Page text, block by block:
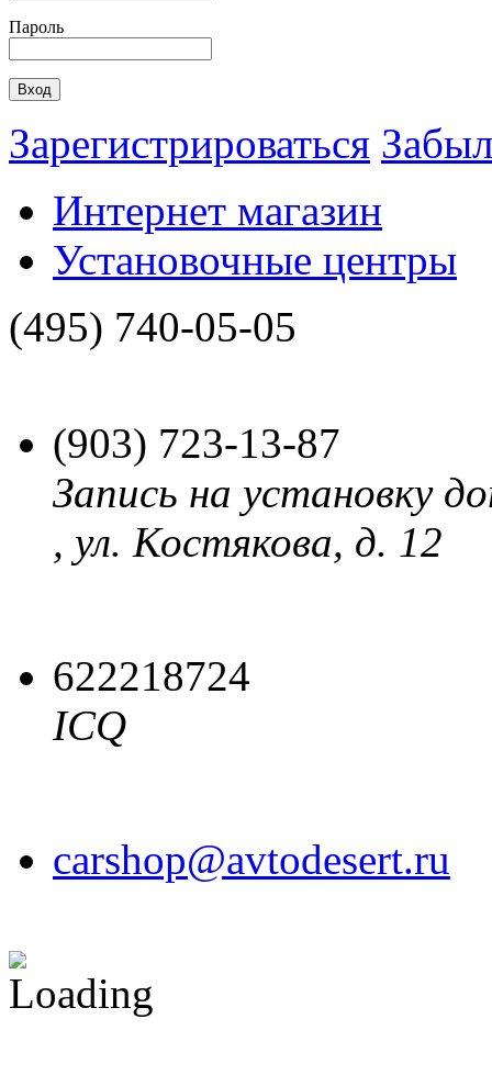
Пароль
Зарегистрироваться
Интернет магазин
Установочные центры
(495) 740-05-05
(903) 723-13-87
Запись на установку
, ул. Костякова, д. 12
622218724
ICQ
carshop@avtodesert.ru